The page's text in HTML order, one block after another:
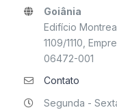
Goiânia
Edifício
1109/1110,
06472-001
Contato
Segunda -